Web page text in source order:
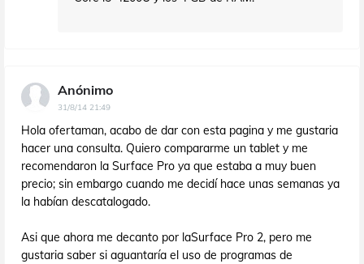
Anónimo
31/8/14 21:49
Hola ofertaman, acabo de dar con esta pagina y me gustaria
hacer una consulta. Quiero compararme un tablet y me
recomendaron la Surface Pro ya que estaba a muy buen
precio; sin embargo cuando me decidí hace unas semanas ya
la habían descatalogado.
Asi que ahora me decanto por laSurface Pro 2, pero me
gustaria saber si aguantaría el uso de programas de